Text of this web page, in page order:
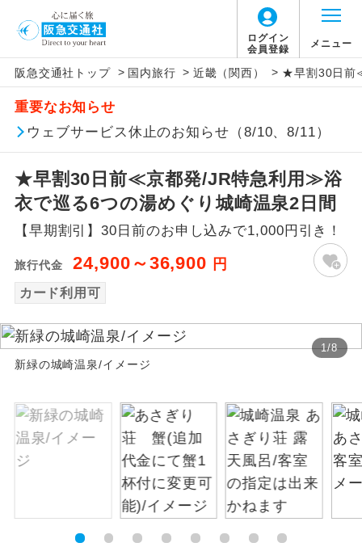
ログイン
会員登録
メニュー
阪急交通社トップ > 国内旅行 > 近畿（関西） > ★早割30日前
重要なお知らせ
ウェブサービス休止のお知らせ（8/10、8/11）
★早割30日前≪京都発/JR特急利用≫浴
衣で巡る6つの湯めぐり城崎温泉2日間
【早期割引】30日前のお申し込みで1,000円引き！
旅行代金 24,900～36,900 円
カード利用可
1/8
新緑の城崎温泉/イメージ
アイコン 説明
添乗員同行
往路出発空港（駅）から復路到着空港
（駅）まで同行します。
現地添乗員同
現地到着空港（駅）から最終日出発空港
（駅）まで添乗員が同行します。
バスガイド乗
バスガイドが乗務し、車内での観光案内
があります。
新コース
世界遺産
ユネスコに登録されている文化遺産や自
温泉 温泉地にも宿泊するコースです。
ご宿泊ホテルに露天風呂が付いていま
大浴場 ご宿泊ホテルに大浴場が付いています。